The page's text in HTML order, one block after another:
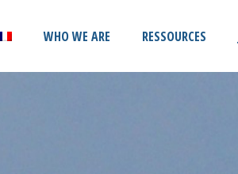
WHO WE ARE RESSOURCES